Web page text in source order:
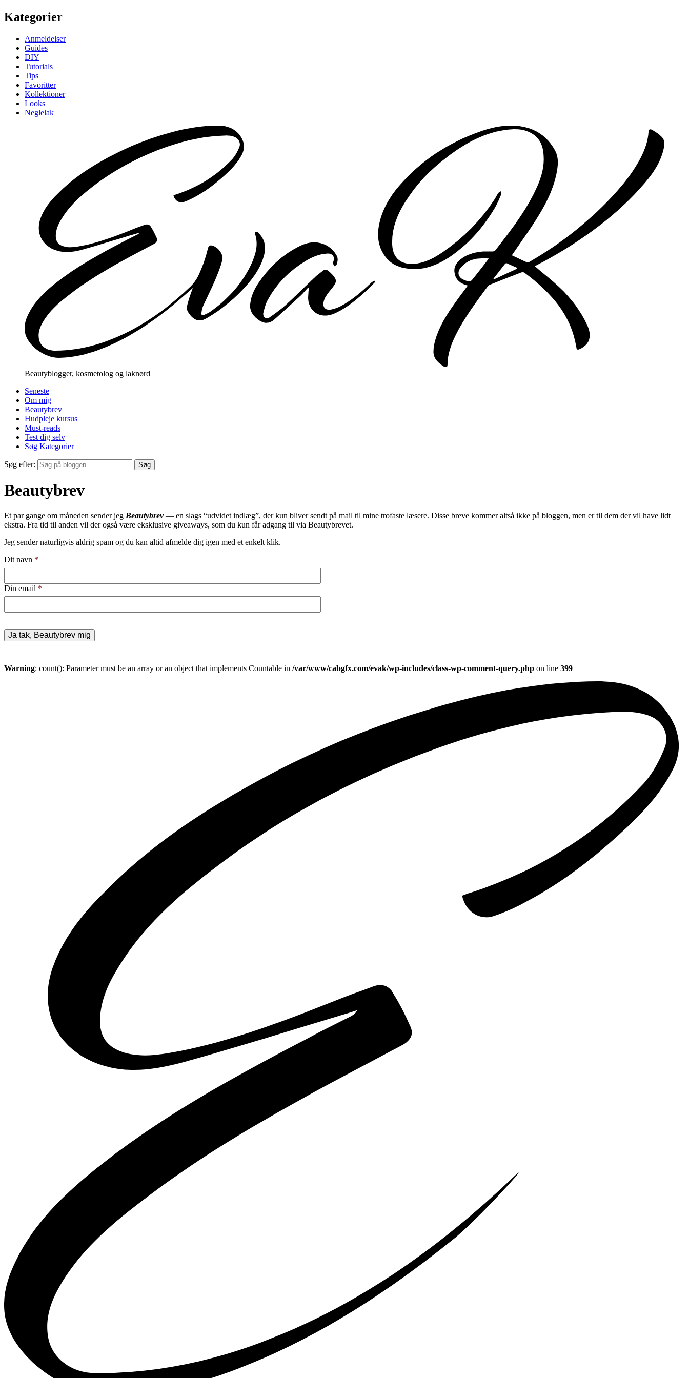
Kategorier
Anmeldelser
Guides
DIY
Tutorials
Tips
Favoritter
Kollektioner
Looks
Neglelak
Beautyblogger, kosmetolog og laknørd
Seneste
Om mig
Beautybrev
Hudpleje kursus
Must-reads
Test dig selv
Søg Kategorier
Søg efter: Søg
Beautybrev
Et par gange om måneden sender jeg Beautybrev— en slags “udvidet indlæg”, der kun bliver sendt på mail til mine trofaste læsere. Disse breve kommer altså ikke på bloggen, men er til dem der vil have lidt
ekstra. Fra tid til anden vil der også være eksklusive giveaways, som du kun får adgang til via Beautybrevet.
Jeg sender naturligvis aldrig spam og du kan altid afmelde dig igen med et enkelt klik.
Dit navn *
Din email *
Warning: count(): Parameter must be an array or an object that implements Countable in /var/www/cabgfx.com/evak/wp-includes/class-wp-comment-query.php on line 399